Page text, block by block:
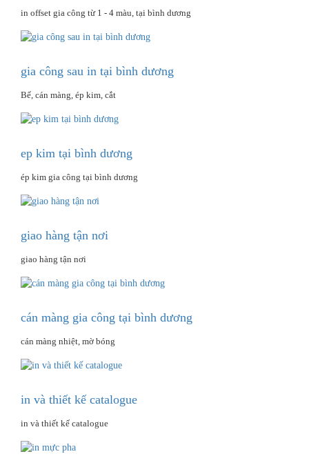
in offset gia công từ 1 - 4 màu, tại bình dương
gia công sau in tại bình dương
Bế, cán màng, ép kim, cắt
ep kim tại bình dương
ép kim gia công tại bình dương
giao hàng tận nơi
giao hàng tận nơi
cán màng gia công tại bình dương
cán màng nhiệt, mờ bóng
in và thiết kế catalogue
in và thiết kế catalogue